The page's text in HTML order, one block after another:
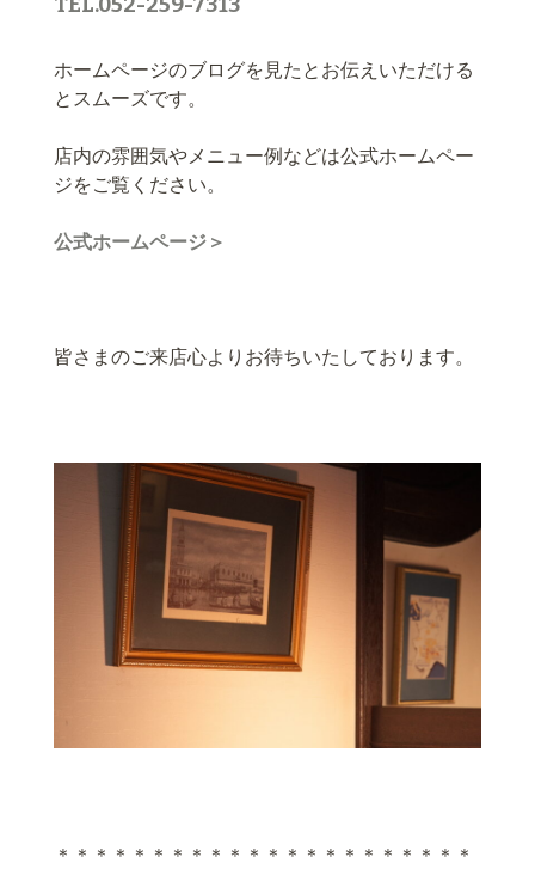
ホームページのブログを見たとお伝えいただける
とスムーズです。
店内の雰囲気やメニュー例などは公式ホームペー
ジをご覧ください。
公式ホームページ＞
皆さまのご来店心よりお待ちいたしております。
＊＊＊＊＊＊＊＊＊＊＊＊＊＊＊＊＊＊＊＊＊＊